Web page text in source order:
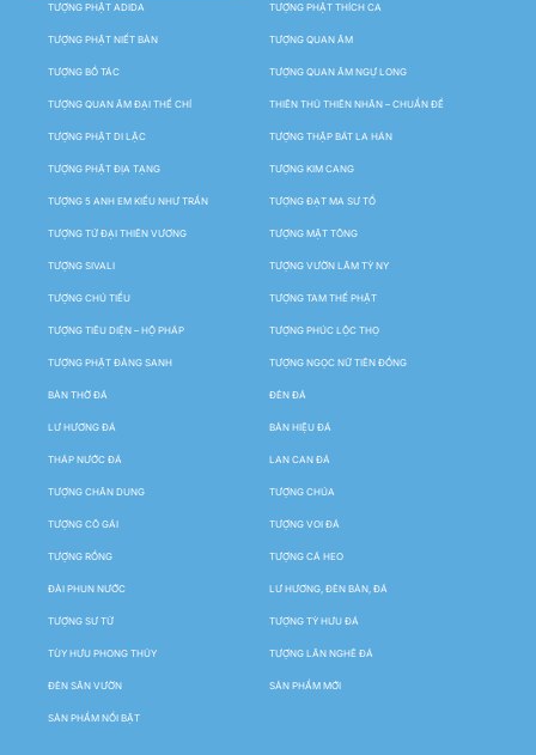
TƯỢNG PHẬT ADIDA TƯỢNG PHẬT THÍCH CA
TƯỢNG PHẬT NIẾT BÀN TƯỢNG QUAN ÂM
TƯỢNG BỒ TÁC TƯỢNG QUAN ÂM NGỰ LONG
TƯỢNG QUAN ÂM ĐẠI THẾ CHÍ THIÊN THỦ THIÊN NHÃN – CHUẨN ĐỀ
TƯỢNG PHẬT DI LẶC TƯỢNG THẬP BÁT LA HÁN
TƯỢNG PHẬT ĐỊA TẠNG TƯỢNG KIM CANG
TƯỢNG 5 ANH EM KIỀU NHƯ TRẦN TƯỢNG ĐẠT MA SƯ TỔ
TƯỢNG TỨ ĐẠI THIÊN VƯƠNG TƯỢNG MẬT TÔNG
TƯỢNG SIVALI TƯỢNG VƯỜN LÂM TỲ NY
TƯỢNG CHÚ TIỂU TƯỢNG TAM THẾ PHẬT
TƯỢNG TIÊU DIỆN – HỘ PHÁP TƯỢNG PHÚC LỘC THỌ
TƯỢNG PHẬT ĐẢNG SANH TƯỢNG NGỌC NỮ TIÊN ĐỒNG
BÀN THỜ ĐÁ ĐÈN ĐÁ
LƯ HƯƠNG ĐÁ BẢN HIỆU ĐÁ
THÁP NƯỚC ĐÁ LAN CAN ĐÁ
TƯỢNG CHÂN DUNG TƯỢNG CHÚA
TƯỢNG CÔ GÁI TƯỢNG VOI ĐÁ
TƯỢNG RỒNG TƯỢNG CÁ HEO
ĐÀI PHUN NƯỚC LƯ HƯƠNG, ĐÈN BÀN, ĐÁ
TƯỢNG SƯ TỬ TƯỢNG TỲ HƯU ĐÁ
TÙY HƯU PHONG THỦY TƯỢNG LÂN NGHÊ ĐÁ
ĐÈN SÂN VƯỜN SẢN PHẨM MỚI
SẢN PHẨM NỔI BẬT